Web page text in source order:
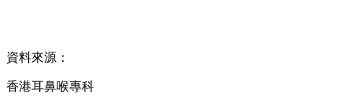
資料來源：
香港耳鼻喉專科